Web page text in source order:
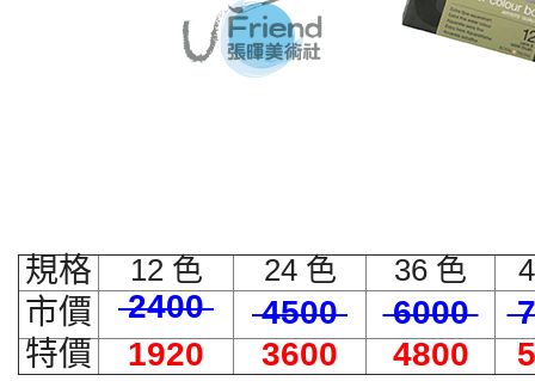
規格 12 色 24 色 36 色
市價 2400 4500 6000
特價
1920 3600 4800